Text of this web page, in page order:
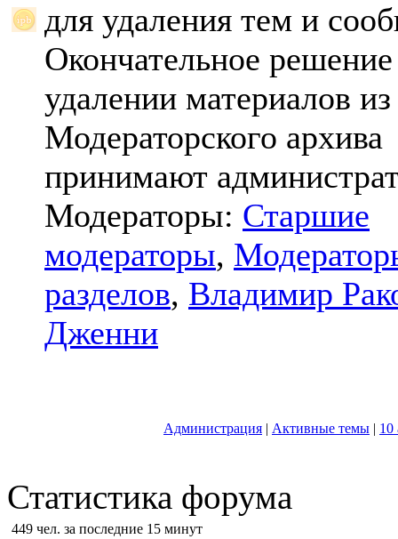
для удаления тем и
Окончательное
удалении материалов из
Модераторского архива
принимают
Модераторы: Старшие
модераторы,
разделов, Владимир
Дженни
Администрация | Активные темы | 10
Статистика форума
449 чел. за последние 15 минут